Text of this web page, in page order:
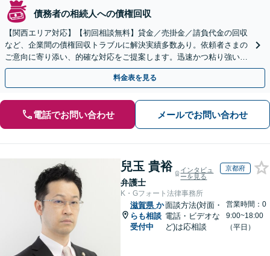
債務者の相続人への債権回収
【関西エリア対応】【初回相談無料】貸金／売掛金／請負代金の回収
など、企業間の債権回収トラブルに解決実績多数あり。依頼者さまの
ご意向に寄り添い、的確な対応をご提案します。迅速かつ粘り強い交
渉で、少しでも回収できるよう尽力します【土日祝対応可】
料金表を見る
電話でお問い合わせ メールでお問い合わせ
兒玉 貴裕
弁護士
インタビュ
ーを見る
京都府
K・Gフォート法律事務所
滋賀県 か
らも相談
受付中
面談方法(対面・
電話・ビデオな
ど)は応相談
営業時間：0
9:00~18:00
（平日）